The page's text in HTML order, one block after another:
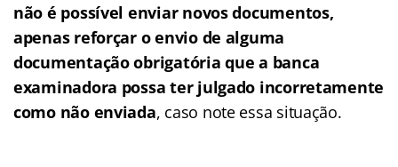
não é possível enviar novos documentos,
apenas reforçar o envio de alguma
documentação obrigatória que a banca
examinadora possa ter julgado incorretamente
como não enviada, caso note essa situação.